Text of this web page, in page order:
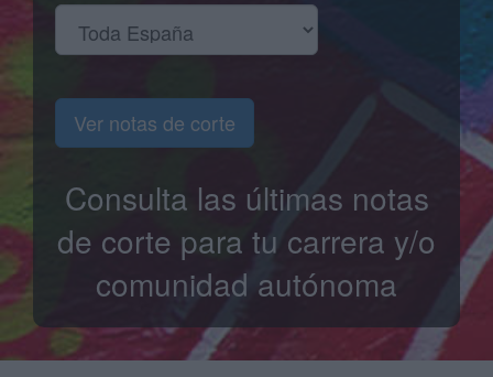
Ver notas de corte
Consulta las últimas notas
de corte para tu carrera y/o
comunidad autónoma